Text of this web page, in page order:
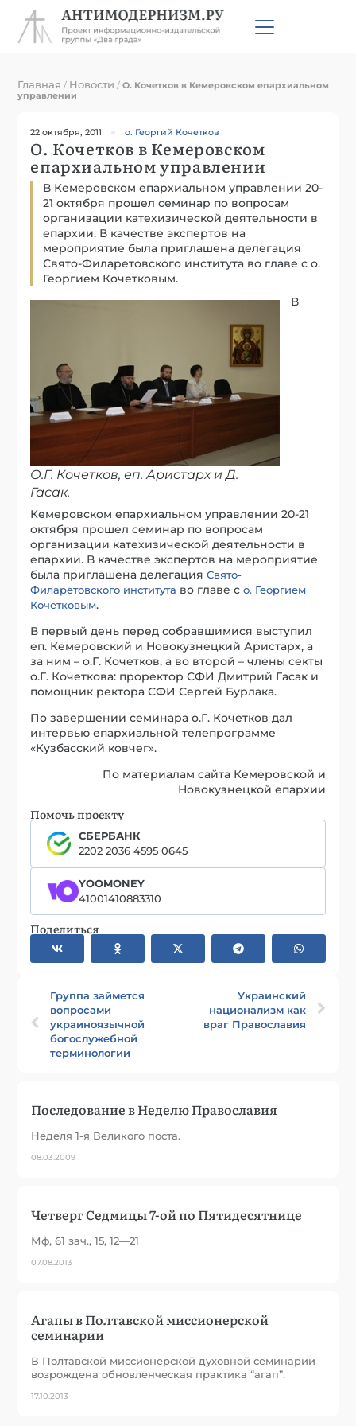
Главная / Новости /О. Кочетков в Кемеровском епархиальном
управлении
22 октября, 2011 о. Георгий Кочетков
О. Кочетков в Кемеровском
епархиальном управлении
В Кемеровском епархиальном управлении 20-
21 октября прошел семинар по вопросам
организации катехизической деятельности в
епархии. В качестве экспертов на
мероприятие была приглашена делегация
Свято-Филаретовского института во главе с о.
Георгием Кочетковым.
О.Г. Кочетков, еп. Аристарх и Д.
Гасак.
В
Кемеровском епархиальном управлении 20-21
октября прошел семинар по вопросам
организации катехизической деятельности в
епархии. В качестве экспертов на мероприятие
была приглашена делегацияСвято-
Филаретовского института во главе со. Георгием
Кочетковым.
В первый день перед собравшимися выступил
еп. Кемеровский и Новокузнецкий Аристарх, а
за ним – о.Г. Кочетков, а во второй – члены секты
о.Г. Кочеткова: проректор СФИ Дмитрий Гасак и
помощник ректора СФИ Сергей Бурлака.
По завершении семинара о.Г. Кочетков дал
интервью епархиальной телепрограмме
«Кузбасский ковчег».
По материалам сайта Кемеровской и
Новокузнецкой епархии
Помочь проекту
СБЕРБАНК
2202 2036 4595 0645
YOOMONEY
41001410883310
Поделиться
Группа займется
вопросами
украиноязычной
богослужебной
терминологии
Украинский
национализм как
враг Православия
Последование в Неделю Православия
Неделя 1-я Великого поста.
08.03.2009
Четверг Седмицы 7-ой по Пятидесятнице
Мф, 61 зач., 15, 12—21
07.08.2013
Агапы в Полтавской миссионерской
семинарии
В Полтавской миссионерской духовной семинарии
возрождена обновленческая практика “агап”.
17.10.2013